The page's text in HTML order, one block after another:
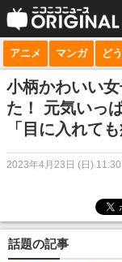
サービス一覧
niconico
動画
生放送
マンガ
アニメ マンガ ど
小柄かわいい
た！ 元気いっ
「目に入れて
2023年4月23日 (日) 11:30
話題の記事